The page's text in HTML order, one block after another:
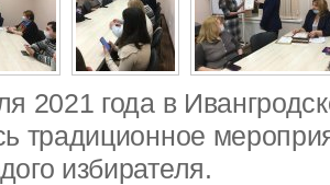
2021 года в
традиционное
избирателя.